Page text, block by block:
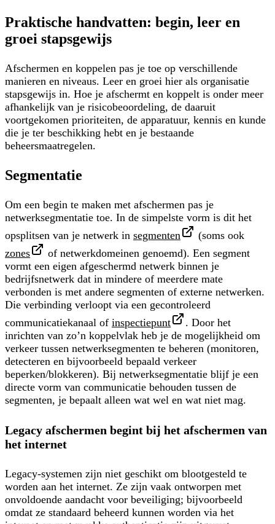
Praktische handvatten: begin, leer en
groei stapsgewijs
Afschermen en koppelen pas je toe op verschillende
manieren en niveaus. Leer en groei hier als organisatie
stapsgewijs in. Hoe je afschermt en koppelt is onder meer
afhankelijk van je risicobeoordeling, de daaruit
voortgekomen prioriteiten, de apparatuur, kennis en kunde
die je ter beschikking hebt en je bestaande
beheersmaatregelen.
Segmentatie
Om een begin te maken met afschermen pas je
netwerksegmentatie toe. In de simpelste vorm is dit het
opsplitsen van je netwerk in segmenten
(soms ook
zones
of netwerkdomeinen genoemd). Een segment
vormt een eigen afgeschermd netwerk binnen je
bedrijfsnetwerk dat in mindere of meerdere mate
verbonden is met andere segmenten of externe netwerken.
Die verbinding verloopt via een gecontroleerd
communicatiekanaal of inspectiepunt . Door het
inrichten van zo’n koppelvlak heb je de mogelijkheid om
verkeer tussen netwerksegmenten te beheren (monitoren,
detecteren en bijvoorbeeld bepaald verkeer
beperken/blokkeren). Bij netwerksegmentatie blijf je een
directe vorm van communicatie behouden tussen de
segmenten, je bepaalt alleen wat wel en wat niet mag.
Legacy afschermen begint bij het afschermen van
het internet
Legacy-systemen zijn niet geschikt om blootgesteld te
worden aan het internet. Ze zijn vaak ontworpen met
onvoldoende aandacht voor beveiliging; bijvoorbeeld
omdat ze standaard beheerd kunnen worden via het